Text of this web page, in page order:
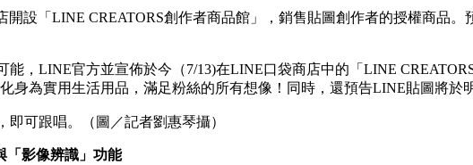
設「LINE CREATORS創作者商品館」，銷售貼圖創作者的授權商品
能，LINE官方並宣佈於今（7/13)在LINE口袋商店中的「LINE
身為實用生活用品，滿足粉絲的所有想像！同時，還預告LINE貼圖將於
可跟唱。（圖／記者劉惠琴攝）
影像辨識」功能